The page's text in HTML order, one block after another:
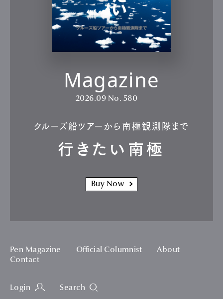
Magazine
2026.09 No. 580
クルーズ船ツアーから南極観測隊まで
行きたい南極
Buy Now
Pen Magazine Official Columnist
About
Contact
Login Search